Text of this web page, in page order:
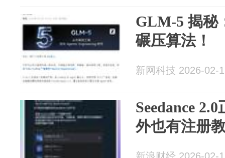
GLM-5 揭秘
碾压算法！
新网科技 2026-02-
Seedance
外也有注册